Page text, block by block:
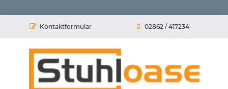
Kontaktformular 02862 / 417234